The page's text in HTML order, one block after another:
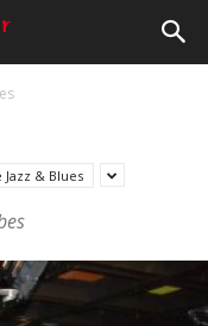
Jazz & Blues